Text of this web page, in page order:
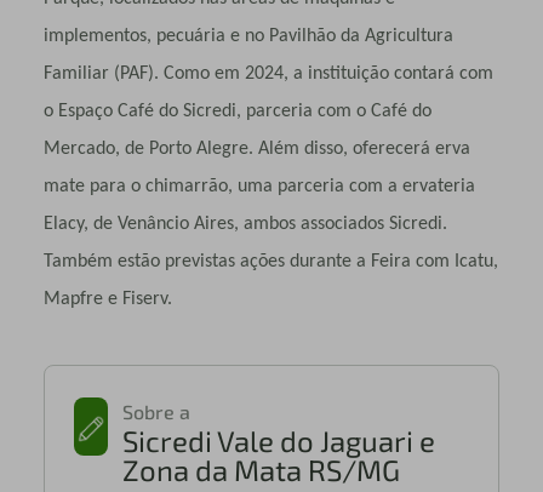
implementos, pecuária e no Pavilhão da Agricultura
Familiar (PAF). Como em 2024, a instituição contará com
o Espaço Café do Sicredi, parceria com o Café do
Mercado, de Porto Alegre. Além disso, oferecerá erva
mate para o chimarrão, uma parceria com a ervateria
Elacy, de Venâncio Aires, ambos associados Sicredi.
Também estão previstas ações durante a Feira com Icatu,
Mapfre e Fiserv.
Sobre a
Sicredi Vale do Jaguari e
Zona da Mata RS/MG